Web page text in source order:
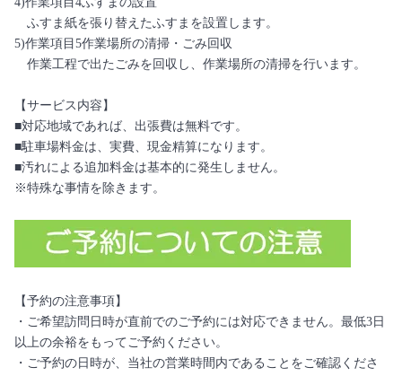
ふすま紙を張り替えたふすまを設置します。
5)作業項目5作業場所の清掃・ごみ回収
作業工程で出たごみを回収し、作業場所の清掃を行います。
【サービス内容】
■対応地域であれば、出張費は無料です。
■駐車場料金は、実費、現金精算になります。
■汚れによる追加料金は基本的に発生しません。
※特殊な事情を除きます。
【予約の注意事項】
・ご希望訪問日時が直前でのご予約には対応できません。最低3日
以上の余裕をもってご予約ください。
・ご予約の日時が、当社の営業時間内であることをご確認くださ